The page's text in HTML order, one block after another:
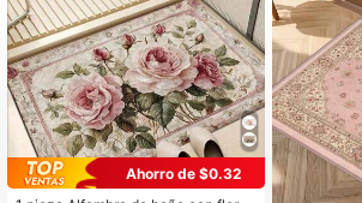
Ahorro de $0.32